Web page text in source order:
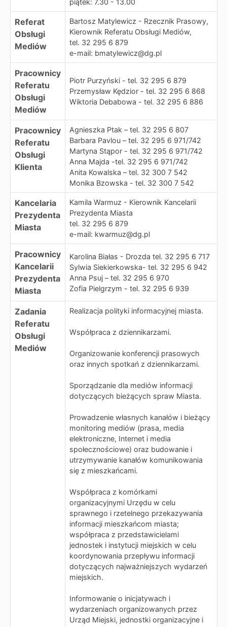
piątek: 7.30 - 13.00
Referat
Obsługi
Mediów
Bartosz Matylewicz - Rzecznik Prasowy,
Kierownik Referatu Obsługi Mediów,
tel. 32 295 6 879
e-mail: bmatylewicz@dg.pl
Pracownicy
Referatu
Obsługi
Mediów
Piotr Purzyński - tel. 32 295 6 879
Przemysław Kędzior - tel. 32 295 6 868
Wiktoria Debabowa - tel. 32 295 6 886
Pracownicy
Referatu
Obsługi
Klienta
Agnieszka Ptak – tel. 32 295 6 807
Barbara Pavlou – tel. 32 295 6 971/742
Martyna Stąpor - tel. 32 295 6 971/742
Anna Majda -tel. 32 295 6 971/742
Anita Kowalska – tel. 32 300 7 542
Monika Bzowska - tel. 32 300 7 542
Kancelaria
Prezydenta
Miasta
Kamila Warmuz - Kierownik Kancelarii
Prezydenta Miasta
tel. 32 295 6 879
e-mail: kwarmuz@dg.pl
Pracownicy
Kancelarii
Prezydenta
Miasta
Karolina Białas - Drozda tel. 32 295 6 717
Sylwia Siekierkowska- tel. 32 295 6 942
Anna Psuj – tel. 32 295 6 970
Zofia Pielgrzym - tel. 32 295 6 939
Zadania
Referatu
Obsługi
Mediów
Realizacja polityki informacyjnej miasta.
Współpraca z dziennikarzami.
Organizowanie konferencji prasowych
oraz innych spotkań z dziennikarzami.
Sporządzanie dla mediów informacji
dotyczących bieżących spraw Miasta.
Prowadzenie własnych kanałów i bieżący
monitoring mediów (prasa, media
elektroniczne, Internet i media
społecznościowe) oraz budowanie i
utrzymywanie kanałów komunikowania
się z mieszkańcami.
Współpraca z komórkami
organizacyjnymi Urzędu w celu
sprawnego i rzetelnego przekazywania
informacji mieszkańcom miasta;
współpraca z przedstawicielami
jednostek i instytucji miejskich w celu
koordynowania przepływu informacji
dotyczących najważniejszych wydarzeń
miejskich.
Informowanie o inicjatywach i
wydarzeniach organizowanych przez
Urząd Miejski, jednostki organizacyjne i